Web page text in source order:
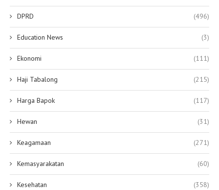
DPRD (496)
Education News (3)
Ekonomi (111)
Haji Tabalong (215)
Harga Bapok (117)
Hewan (31)
Keagamaan (271)
Kemasyarakatan (60)
Kesehatan (358)